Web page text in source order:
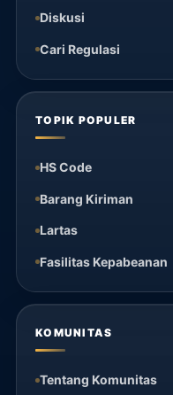
Diskusi
Cari Regulasi
TOPIK POPULER
HS Code
Barang Kiriman
Lartas
Fasilitas Kepabeanan
KOMUNITAS
Tentang Komunitas